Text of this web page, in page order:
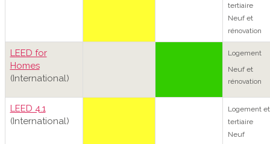
tertiaire
Neuf et
rénovation
LEED for
Homes
(International)
Logement
Neuf et
rénovation
LEED 4.1
(International)
Logement et
tertiaire
Neuf